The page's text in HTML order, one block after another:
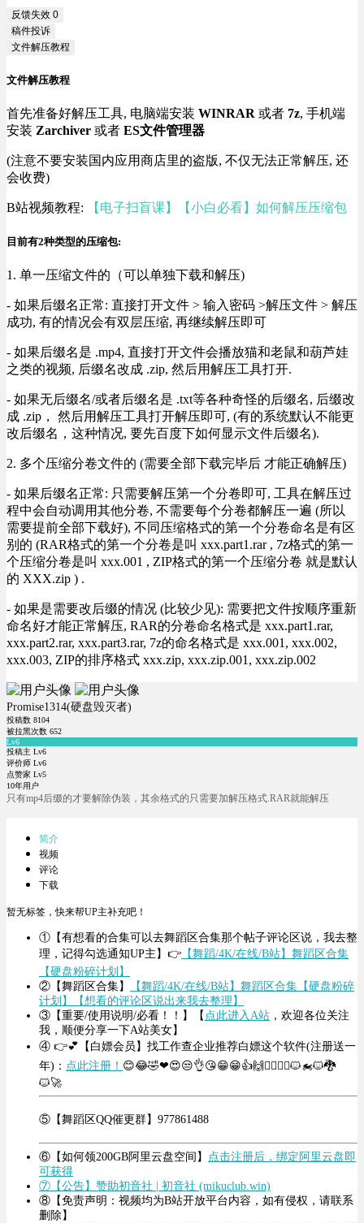
反馈失效 0
稿件投诉
文件解压教程
文件解压教程
首先准备好解压工具, 电脑端安装 WINRAR 或者 7z, 手机端
安装 Zarchiver 或者 ES文件管理器
(注意不要安装国内应用商店里的盗版, 不仅无法正常解压, 还
会收费)
B站视频教程: 【电子扫盲课】【小白必看】如何解压压缩包
目前有2种类型的压缩包:
1. 单一压缩文件的（可以单独下载和解压)
- 如果后缀名正常: 直接打开文件 > 输入密码 >解压文件 > 解压
成功, 有的情况会有双层压缩, 再继续解压即可
- 如果后缀名是 .mp4, 直接打开文件会播放猫和老鼠和葫芦娃
之类的视频, 后缀名改成 .zip, 然后用解压工具打开.
- 如果无后缀名/或者后缀名是 .txt等各种奇怪的后缀名, 后缀改
成 .zip， 然后用解压工具打开解压即可, (有的系统默认不能更
改后缀名，这种情况, 要先百度下如何显示文件后缀名).
2. 多个压缩分卷文件的 (需要全部下载完毕后 才能正确解压)
- 如果后缀名正常: 只需要解压第一个分卷即可, 工具在解压过
程中会自动调用其他分卷, 不需要每个分卷都解压一遍 (所以
需要提前全部下载好), 不同压缩格式的第一个分卷命名是有区
别的 (RAR格式的第一个分卷是叫 xxx.part1.rar , 7z格式的第一
个压缩分卷是叫 xxx.001 , ZIP格式的第一个压缩分卷 就是默认
的 XXX.zip ) .
- 如果是需要改后缀的情况 (比较少见): 需要把文件按顺序重新
命名好才能正常解压, RAR的分卷命名格式是 xxx.part1.rar,
xxx.part2.rar, xxx.part3.rar, 7z的命名格式是 xxx.001, xxx.002,
xxx.003, ZIP的排序格式 xxx.zip, xxx.zip.001, xxx.zip.002
Promise1314(硬盘毁灭者)
投稿数 8104
被拉黑次数 652
Lv6
投稿主 Lv6
评价师 Lv6
点赞家 Lv5
10年用户
只有mp4后缀的才要解除伪装，其余格式的只需要加解压格式.RAR就能解压
简介
视频
评论
下载
暂无标签，快来帮UP主补充吧！
①【有想看的合集可以去舞蹈区合集那个帖子评论区说，我去整
理，记得勾选通知UP主】👉 【舞蹈/4K/在线/B站】舞蹈区合集
【硬盘粉碎计划】
②【舞蹈区合集】
【舞蹈/4K/在线/B站】舞蹈区合集【硬盘粉碎
计划】【想看的评论区说出来我去整理】
③【重要/使用说明/必看！！】【 点此进入A站 ，欢迎各位关注
我，顺便分享一下A站美女】
④ 👉💕【白嫖会员】找工作查企业推荐白嫖这个软件(注册送一
年)： 点此注册！ 😊😂🤣❤😍😒👌😘😁😁👍🙌🤦‍♀️🤦‍♂️🐱‍🏍🐱‍🐉
🐱‍🚀
⑤【舞蹈区QQ催更群】977861488
⑥【如何领200GB阿里云盘空间】 点击注册后，绑定阿里云盘即
可获得
⑦【公告】赞助初音社 | 初音社 (mikuclub.win)
⑧【免责声明：视频均为B站开放平台内容，如有侵权，请联系
删除】